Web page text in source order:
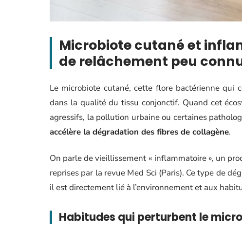
Microbiote cutané et
de relâchement peu
Le microbiote cutané, cette flore bactérienne qui
dans la qualité du tissu conjonctif. Quand cet
agressifs, la pollution urbaine ou certaines
accélère la dégradation des fibres de collagène.
On parle de vieillissement « inflammatoire », un
reprises par la revue Med Sci (Paris). Ce type de
il est directement lié à l’environnement et aux
Habitudes qui perturbent le